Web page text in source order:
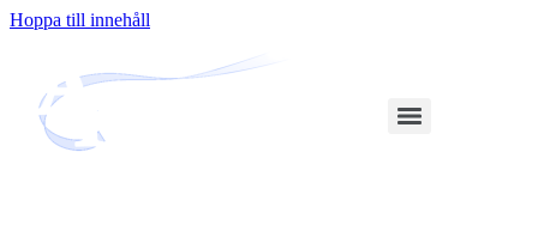
Hoppa till innehåll